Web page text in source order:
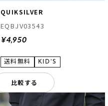
QUIKSILVER
EQBJV03543
¥4,950
比較する